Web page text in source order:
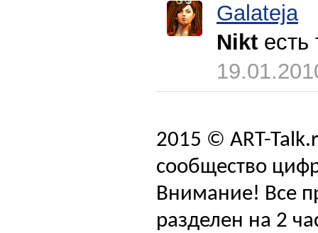
Galateja
Nikt есть
2015 © ART-
сообщество
Внимание! Все
разделен на 2